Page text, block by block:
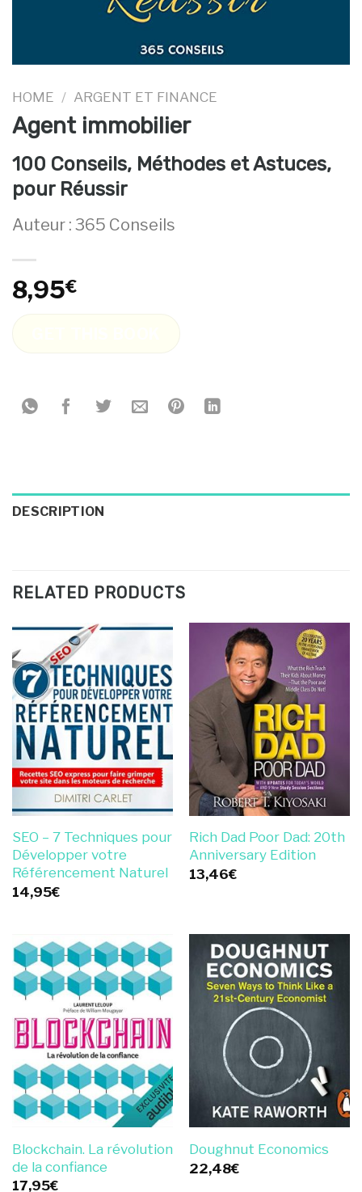
HOME / ARGENT ET FINANCE
Agent immobilier
100 Conseils, Méthodes et Astuces,
pour Réussir
Auteur : 365 Conseils
8,95€
DESCRIPTION
RELATED PRODUCTS
SEO – 7 Techniques pour
Développer votre
Référencement Naturel
14,95€
Rich Dad Poor Dad: 20th
Anniversary Edition
13,46€
Blockchain. La révolution
de la confiance
17,95€
Doughnut Economics
22,48€